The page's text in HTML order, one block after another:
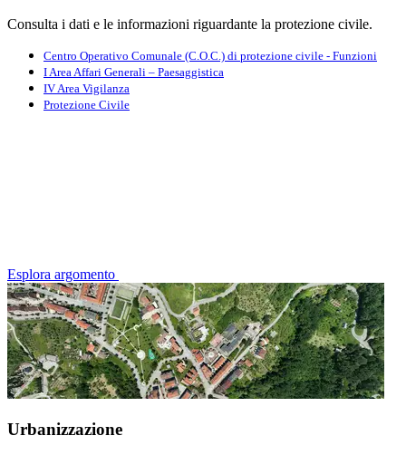
Consulta i dati e le informazioni riguardante la protezione civile.
Centro Operativo Comunale (C.O.C.) di protezione civile - Funzioni
I Area Affari Generali – Paesaggistica
IV Area Vigilanza
Protezione Civile
Esplora argomento
Urbanizzazione